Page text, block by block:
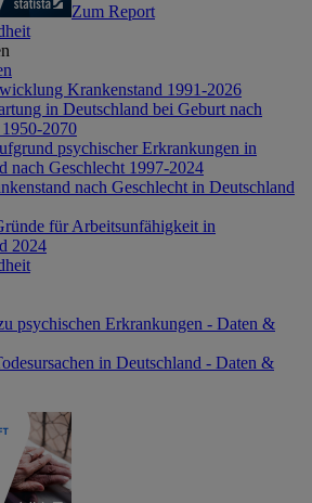
Zum Report
Krankenstand 1991-2026
in Deutschland bei Geburt nach
2070
psychischer Erkrankungen in
nach Geschlecht 1997-2024
nach Geschlecht in Deutschland
für Arbeitsunfähigkeit in
2024
psychischen Erkrankungen - Daten &
in Deutschland - Daten &